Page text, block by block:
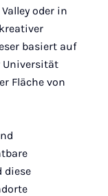
oder in
basiert auf
Universität
Fläche von
diese